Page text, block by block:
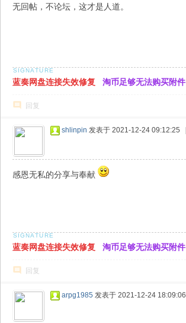
无回帖，不论坛，这才是人道。
蓝奏网盘连接失效修复 淘币足够无法购买附件
回复
shlinpin 发表于 2021-12-24 09:12:25
感恩无私的分享与奉献
蓝奏网盘连接失效修复 淘币足够无法购买附件
回复
arpg1985 发表于 2021-12-24 18:09:06